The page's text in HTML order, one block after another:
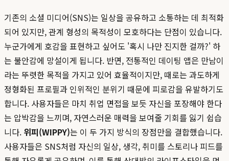
기존의 소셜 미디어(SNS)는 일상을 공유하고 소통하는 데 최적화
되어 있지만, 관계 형성의 목적성이 모호하다는 단점이 있습니다.
누군가에게 호감을 표현하고 싶어도 '혹시 나만 진지한 걸까?' 하
는 불안감에 망설이게 됩니다. 반면, 전통적인 데이팅 앱은 만남이
라는 뚜렷한 목적을 가지고 있어 효율적이지만, 때로는 과도하게
정형화된 프로필과 인위적인 분위기 때문에 피로감을 유발하기도
합니다. 사용자들은 마치 취업 면접을 보듯 자신을 포장해야 한다
는 압박감을 느끼며, 자연스러운 매력을 보여줄 기회를 잃기 쉽습
니다. 위피(WIPPY)는 이 두 가지 방식의 장점만을 결합했습니다.
사용자들은 SNS처럼 자신의 일상, 생각, 취미를 스토리나 피드를